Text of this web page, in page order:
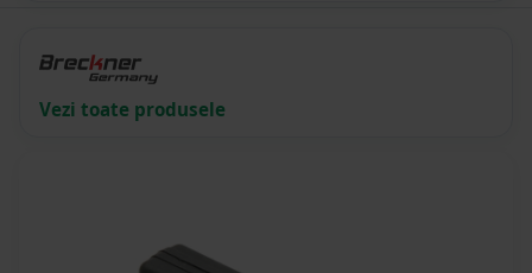
Vezi toate produsele